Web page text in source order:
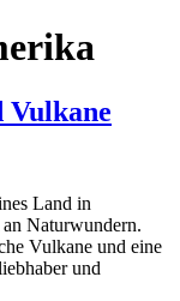
Vulkane
Land in
Naturwundern.
Vulkane und eine
und